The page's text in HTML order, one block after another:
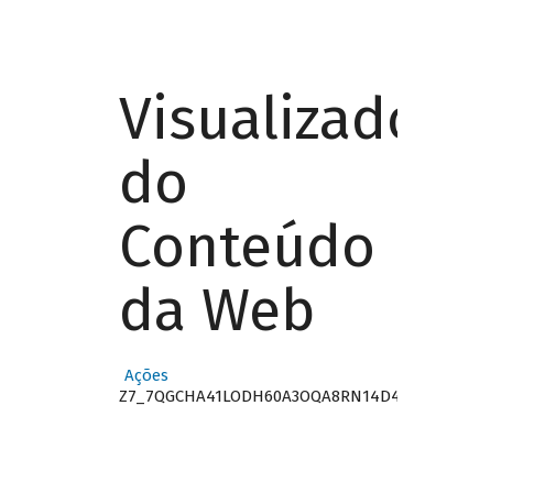
Visualizador
do
Conteúdo
da Web
Ações
Z7_7QGCHA41LODH60A3OQA8RN14D4